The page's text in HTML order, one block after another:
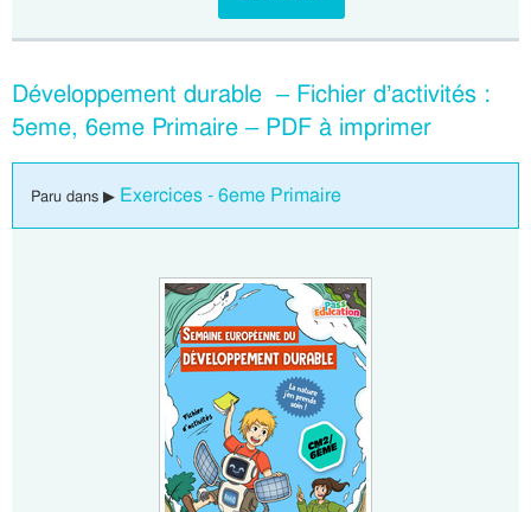
Développement durable – Fichier d’activités :
5eme, 6eme Primaire – PDF à imprimer
Paru dans ▶ Exercices - 6eme Primaire